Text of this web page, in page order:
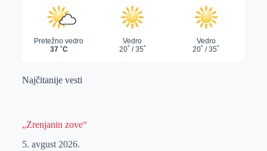
Najčitanije vesti
„Zrenjanin zove“
5. avgust 2026.